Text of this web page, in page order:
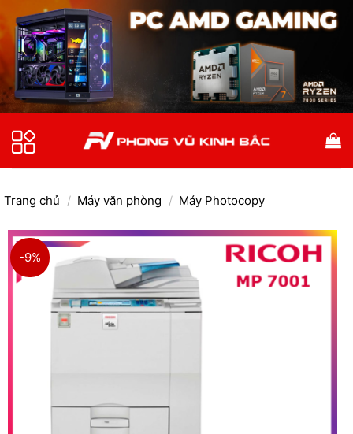
qua
nội
dung
Trang chủ / Máy văn phòng / Máy Photocopy
-9%